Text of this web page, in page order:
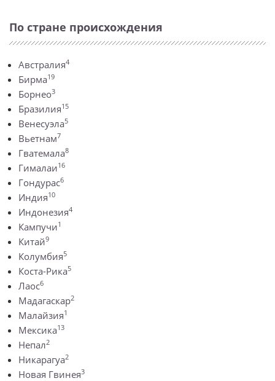
По стране происхождения
Австралия4
Бирма19
Борнео3
Бразилия15
Венесуэла5
Вьетнам7
Гватемала8
Гималаи16
Гондурас6
Индия10
Индонезия4
Кампучи1
Китай9
Колумбия5
Коста-Рика5
Лаос6
Мадагаскар2
Малайзия1
Мексика13
Непал2
Никарагуа2
Новая Гвинея3